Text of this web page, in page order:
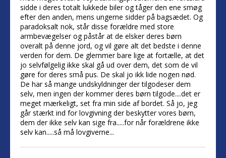
sidde i deres totalt lukkede biler og tåger den ene smøg
efter den anden, mens ungerne sidder på bagsædet. Og
paradoksalt nok, står disse forældre med store
armbevægelser og påstår at de elsker deres børn
overalt på denne jord, og vil gøre alt det bedste i denne
verden for dem. De glemmer bare lige at fortælle, at det
jo selvfølgelig ikke skal gå ud over dem, det som de vil
gøre for deres små pus. De skal jo ikk lide nogen nød.
De har så mange undskyldninger der tilgodeser dem
selv, men ingen der kommer deres børn tilgode....det er
meget mærkeligt, set fra min side af bordet. Så jo, jeg
går stærkt ind for lovgivning der beskytter vores børn,
dem der ikke selv kan sige fra.....for når forældrene ikke
selv kan.....så må lovgiverne...